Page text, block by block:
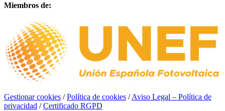
Miembros de:
Gestionar cookies /Política de cookies /Aviso Legal – Política de
privacidad /Certificado RGPD